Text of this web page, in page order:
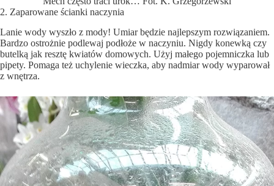
2. Zaparowane ścianki naczynia
Lanie wody wyszło z mody! Umiar będzie najlepszym rozwiązaniem.
Bardzo ostrożnie podlewaj podłoże w naczyniu. Nigdy konewką czy
butelką jak resztę kwiatów domowych. Użyj małego pojemniczka lub
pipety. Pomaga też uchylenie wieczka, aby nadmiar wody wyparował
z wnętrza.